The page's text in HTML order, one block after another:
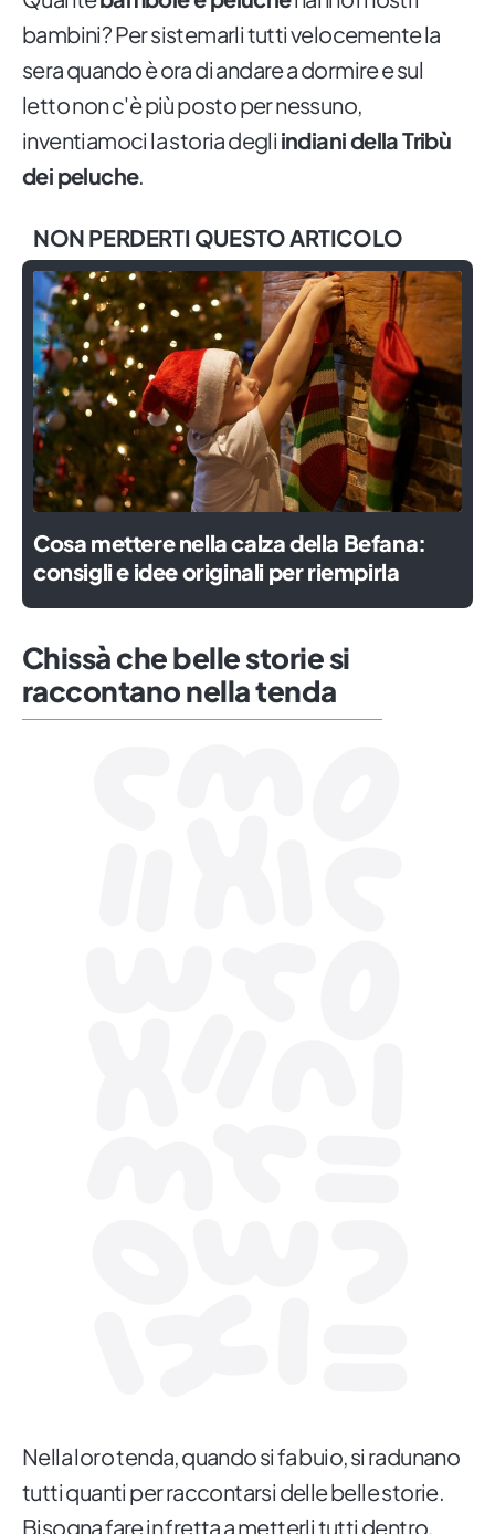
bambini? Per sistemarli tutti velocemente la
sera quando è ora di andare a dormire e sul
letto non c'è più posto per nessuno,
inventiamoci la storia degli indiani della Tribù
dei peluche.
NON PERDERTI QUESTO ARTICOLO
Cosa mettere nella calza della Befana:
consigli e idee originali per riempirla
Chissà che belle storie si
raccontano nella tenda
Nella loro tenda, quando si fa buio, si radunano
tutti quanti per raccontarsi delle belle storie.
Bisogna fare in fretta a metterli tutti dentro,